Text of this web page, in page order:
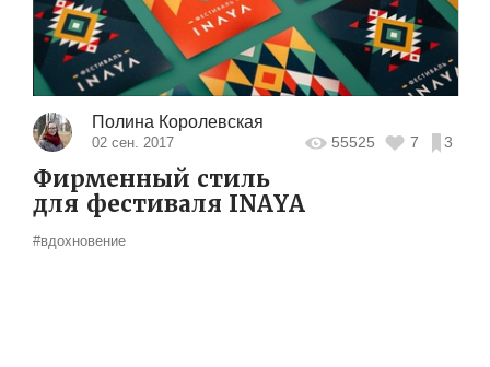
Полина Королевская
02 сен. 2017 55525 7 3
Фирменный стиль
для фестиваля INAYA
#вдохновение